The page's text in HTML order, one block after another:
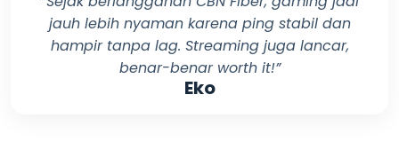
jauh lebih nyaman karena ping stabil dan
hampir tanpa lag. Streaming juga lancar,
benar-benar worth it!”
Eko